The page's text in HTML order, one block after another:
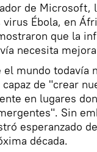
de Microsoft,
Ébola, en
que la
necesita
el mundo todavía
de "crear
en lugares
Sin
esperanzado
década.